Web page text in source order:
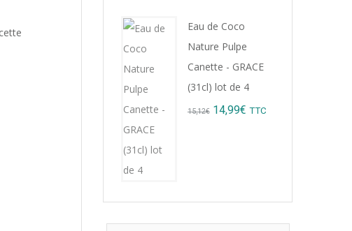
was:
Eau de Coco
Nature Pulpe
Canette - GRACE
(31cl) lot de 4
15,12€ Original
14,99€ Current
TTC